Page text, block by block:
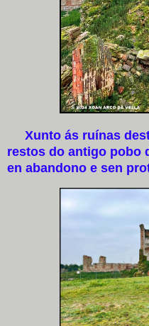
Xunto ás ruínas
restos do antigo pobo
en abandono e sen